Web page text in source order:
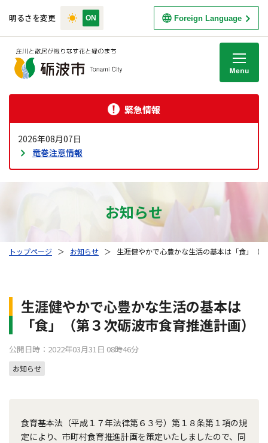
明るさを変更 Foreign Language
緊急情報
2026年08月07日
竜巻注意情報
お知らせ
トップページ ＞ お知らせ ＞ 生涯健やかで心豊かな生活の基本は「食」（
生涯健やかで心豊かな生活の基本は
「食」（第３次砺波市食育推進計画）
公開日時：2022年03月31日 08時46分
お知らせ
食育基本法（平成１７年法律第６３号）第１８条第１項の規
定により、市町村食育推進計画を策定いたしましたので、同